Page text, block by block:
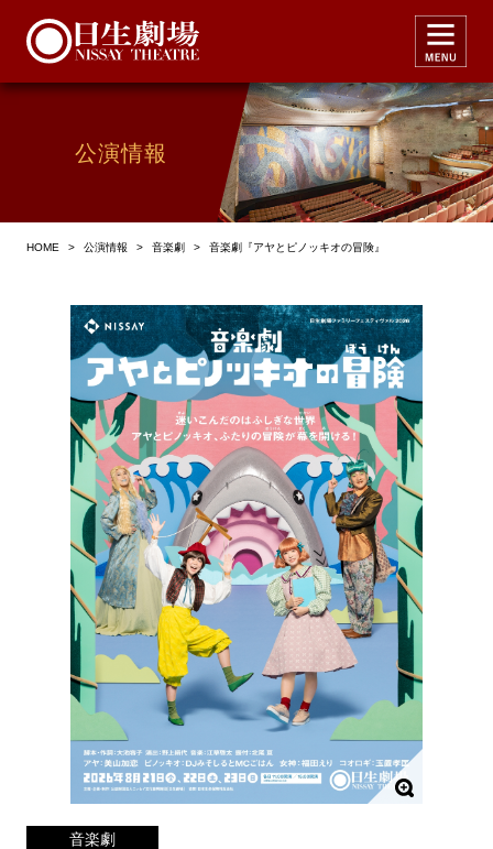
公演情報
HOME > 公演情報 > 音楽劇 > 音楽劇『アヤとピノッキオの冒険』
音楽劇